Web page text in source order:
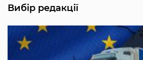
Вибір редакції